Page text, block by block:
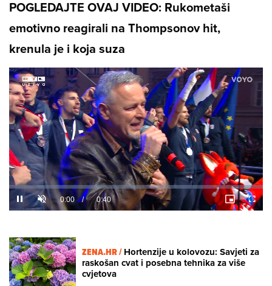
POGLEDAJTE OVAJ VIDEO: Rukometaši
emotivno reagirali na Thompsonov hit,
krenula je i koja suza
Unmute /
Loaded:
37.10%
ZENA.HR /Hortenzije u kolovozu: Savjeti za
raskošan cvat i posebna tehnika za više
cvjetova